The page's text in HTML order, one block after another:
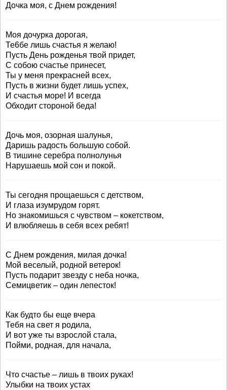
Дочка моя, с Днем рождения!
Моя дочурка дорогая,
Те6бе лишь счастья я желаю!
Пусть День рожденья твой придет,
С собою счастье принесет,
Ты у меня прекрасней всех,
Пусть в жизни будет лишь успех,
И счастья море! И всегда
Обходит стороной беда!
Дочь моя, озорная шалунья,
Даришь радость большую собой.
В тишине серебра полнолунья
Нарушаешь мой сон и покой.
Ты сегодня прощаешься с детством,
И глаза изумрудом горят.
Но знакомишься с чувством – кокетством,
И влюбляешь в себя всех ребят!
С Днем рождения, милая дочка!
Мой веселый, родной ветерок!
Пусть подарит звезду с неба ночка,
Семицветик – один лепесток!
Как будто бы еще вчера
Тебя на свет я родила,
И вот уже ты взрослой стала,
Пойми, родная, для начала,
Что счастье – лишь в твоих руках!
Улыбки на твоих устах